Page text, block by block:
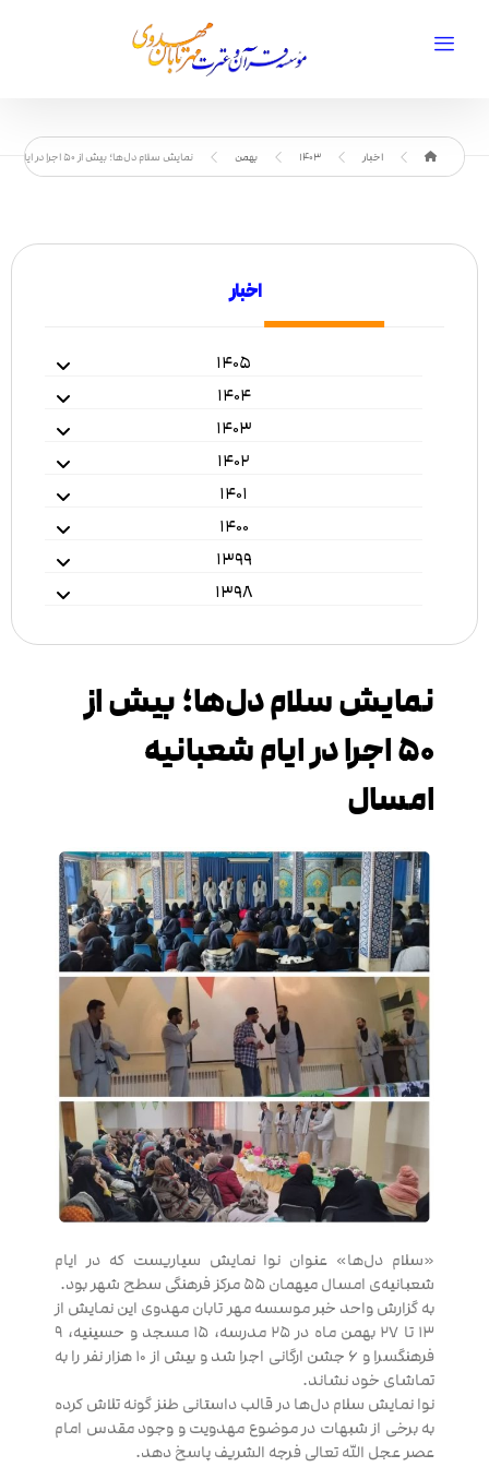
اخبار 1403 بهمن نمایش سلام دل‌ها؛ بیش از ۵۰ اجرا در ایام شعبانیه امسال
اخبار
۱۴۰۵
۱۴۰۴
۱۴۰۳
۱۴۰۲
۱۴۰۱
۱۴۰۰
۱۳۹۹
۱۳۹۸
نمایش سلام دل‌ها؛ بیش از
۵۰ اجرا در ایام شعبانیه
امسال
«سلام دل‌ها» عنوان نوا نمایش سیاریست که در ایام
شعبانیه‌ی امسال میهمان ۵۵ مرکز فرهنگی سطح شهر بود.
به گزارش واحد خبر موسسه مهر تابان مهدوی این نمایش از
۱۳ تا ۲۷ بهمن ماه در ۲۵ مدرسه، ۱۵ مسجد و حسینیه، ۹
فرهنگسرا و ۶ جشن ارگانی اجرا شد و بیش از ۱۰ هزار نفر را به
تماشای خود نشاند.
نوا نمایش سلام دل‌ها در قالب داستانی طنز گونه تلاش کرده
به برخی از شبهات در موضوع مهدویت و وجود مقدس امام
عصر عجل الله تعالی فرجه الشریف پاسخ دهد.